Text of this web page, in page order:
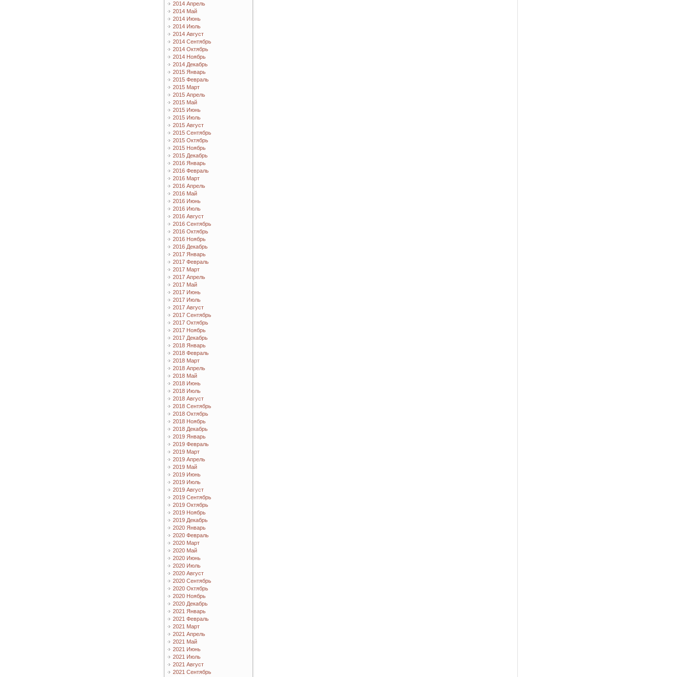
2014 Апрель
2014 Май
2014 Июнь
2014 Июль
2014 Август
2014 Сентябрь
2014 Октябрь
2014 Ноябрь
2014 Декабрь
2015 Январь
2015 Февраль
2015 Март
2015 Апрель
2015 Май
2015 Июнь
2015 Июль
2015 Август
2015 Сентябрь
2015 Октябрь
2015 Ноябрь
2015 Декабрь
2016 Январь
2016 Февраль
2016 Март
2016 Апрель
2016 Май
2016 Июнь
2016 Июль
2016 Август
2016 Сентябрь
2016 Октябрь
2016 Ноябрь
2016 Декабрь
2017 Январь
2017 Февраль
2017 Март
2017 Апрель
2017 Май
2017 Июнь
2017 Июль
2017 Август
2017 Сентябрь
2017 Октябрь
2017 Ноябрь
2017 Декабрь
2018 Январь
2018 Февраль
2018 Март
2018 Апрель
2018 Май
2018 Июнь
2018 Июль
2018 Август
2018 Сентябрь
2018 Октябрь
2018 Ноябрь
2018 Декабрь
2019 Январь
2019 Февраль
2019 Март
2019 Апрель
2019 Май
2019 Июнь
2019 Июль
2019 Август
2019 Сентябрь
2019 Октябрь
2019 Ноябрь
2019 Декабрь
2020 Январь
2020 Февраль
2020 Март
2020 Май
2020 Июнь
2020 Июль
2020 Август
2020 Сентябрь
2020 Октябрь
2020 Ноябрь
2020 Декабрь
2021 Январь
2021 Февраль
2021 Март
2021 Апрель
2021 Май
2021 Июнь
2021 Июль
2021 Август
2021 Сентябрь